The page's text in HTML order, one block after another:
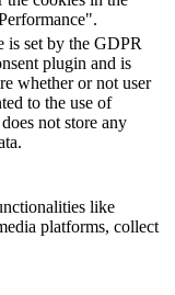
is set by the GDPR
plugin and is
whether or not user
to the use of
not store any
like
platforms, collect